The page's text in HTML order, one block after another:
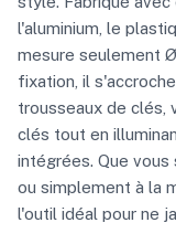
l'aluminium, le
mesure seulement
fixation, il
trousseaux de clés,
clés tout en
intégrées. Que
ou simplement à la
l'outil idéal pour ne